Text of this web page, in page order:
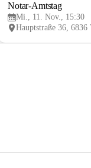
Notar-Amtstag
Mi., 11. Nov., 15:30